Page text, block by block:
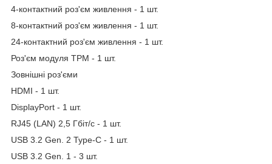
4-контактний роз'єм живлення - 1 шт.
8-контактний роз'єм живлення - 1 шт.
24-контактний роз'єм живлення - 1 шт.
Роз'єм модуля TPM - 1 шт.
Зовнішні роз'єми
HDMI - 1 шт.
DisplayPort - 1 шт.
RJ45 (LAN) 2,5 Гбіт/с - 1 шт.
USB 3.2 Gen. 2 Type-C - 1 шт.
USB 3.2 Gen. 1 - 3 шт.